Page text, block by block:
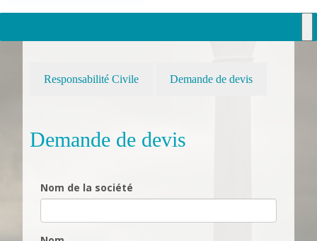
vers
Responsabilité Civile Demande de devis
Demande de devis
Nom de la société